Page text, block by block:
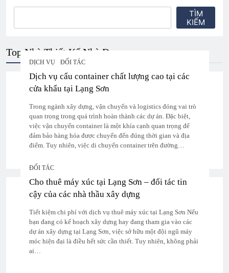
TÌM
KIẾM
Top Nhà Thiết Kế Nhà Đẹp
DỊCH VỤ ĐỐI TÁC
Dịch vụ cẩu container chất lượng cao tại các
cửa khẩu tại Lạng Sơn
Trong ngành xây dựng, vận chuyển và logistics đóng vai trò
quan trọng trong quá trình hoàn thành các dự án. Đặc biệt,
việc vận chuyển container là một khía cạnh quan trọng để
đảm bảo hàng hóa được chuyển đến đúng thời gian và địa
điểm. Tuy nhiên, việc di chuyển container trên đường…
ĐỐI TÁC
Cho thuê máy xúc tại Lạng Sơn – đối tác tin
cậy của các nhà thầu xây dựng
Tiết kiệm chi phí với dịch vụ thuê máy xúc tại Lạng Sơn Nếu
bạn đang có kế hoạch xây dựng hay đang tham gia vào các
dự án xây dựng tại Lạng Sơn, việc sở hữu một đội ngũ máy
móc hiện đại là điều hết sức cần thiết. Tuy nhiên, không phải
ai…